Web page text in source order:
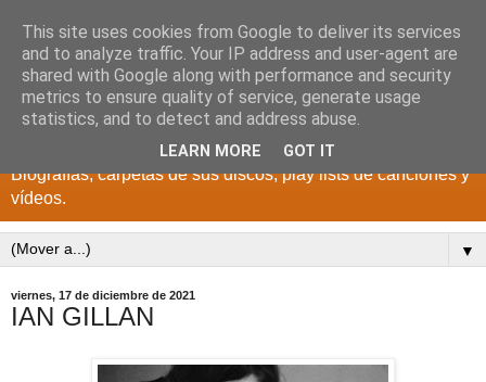
DISCOS PARA EL
RECUERDO
CANTANTES Y GRUPOS DE LOS AÑOS 1950 a 2022.
Biografías, carpetas de sus discos, play lists de canciones y
vídeos.
▼
viernes, 17 de diciembre de 2021
IAN GILLAN
This site uses cookies from Google to deliver its services
and to analyze traffic. Your IP address and user-agent are
shared with Google along with performance and security
metrics to ensure quality of service, generate usage
statistics, and to detect and address abuse.
LEARN MORE GOT IT